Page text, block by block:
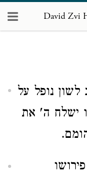
David Zvi
נופל על
ישלח ה' את